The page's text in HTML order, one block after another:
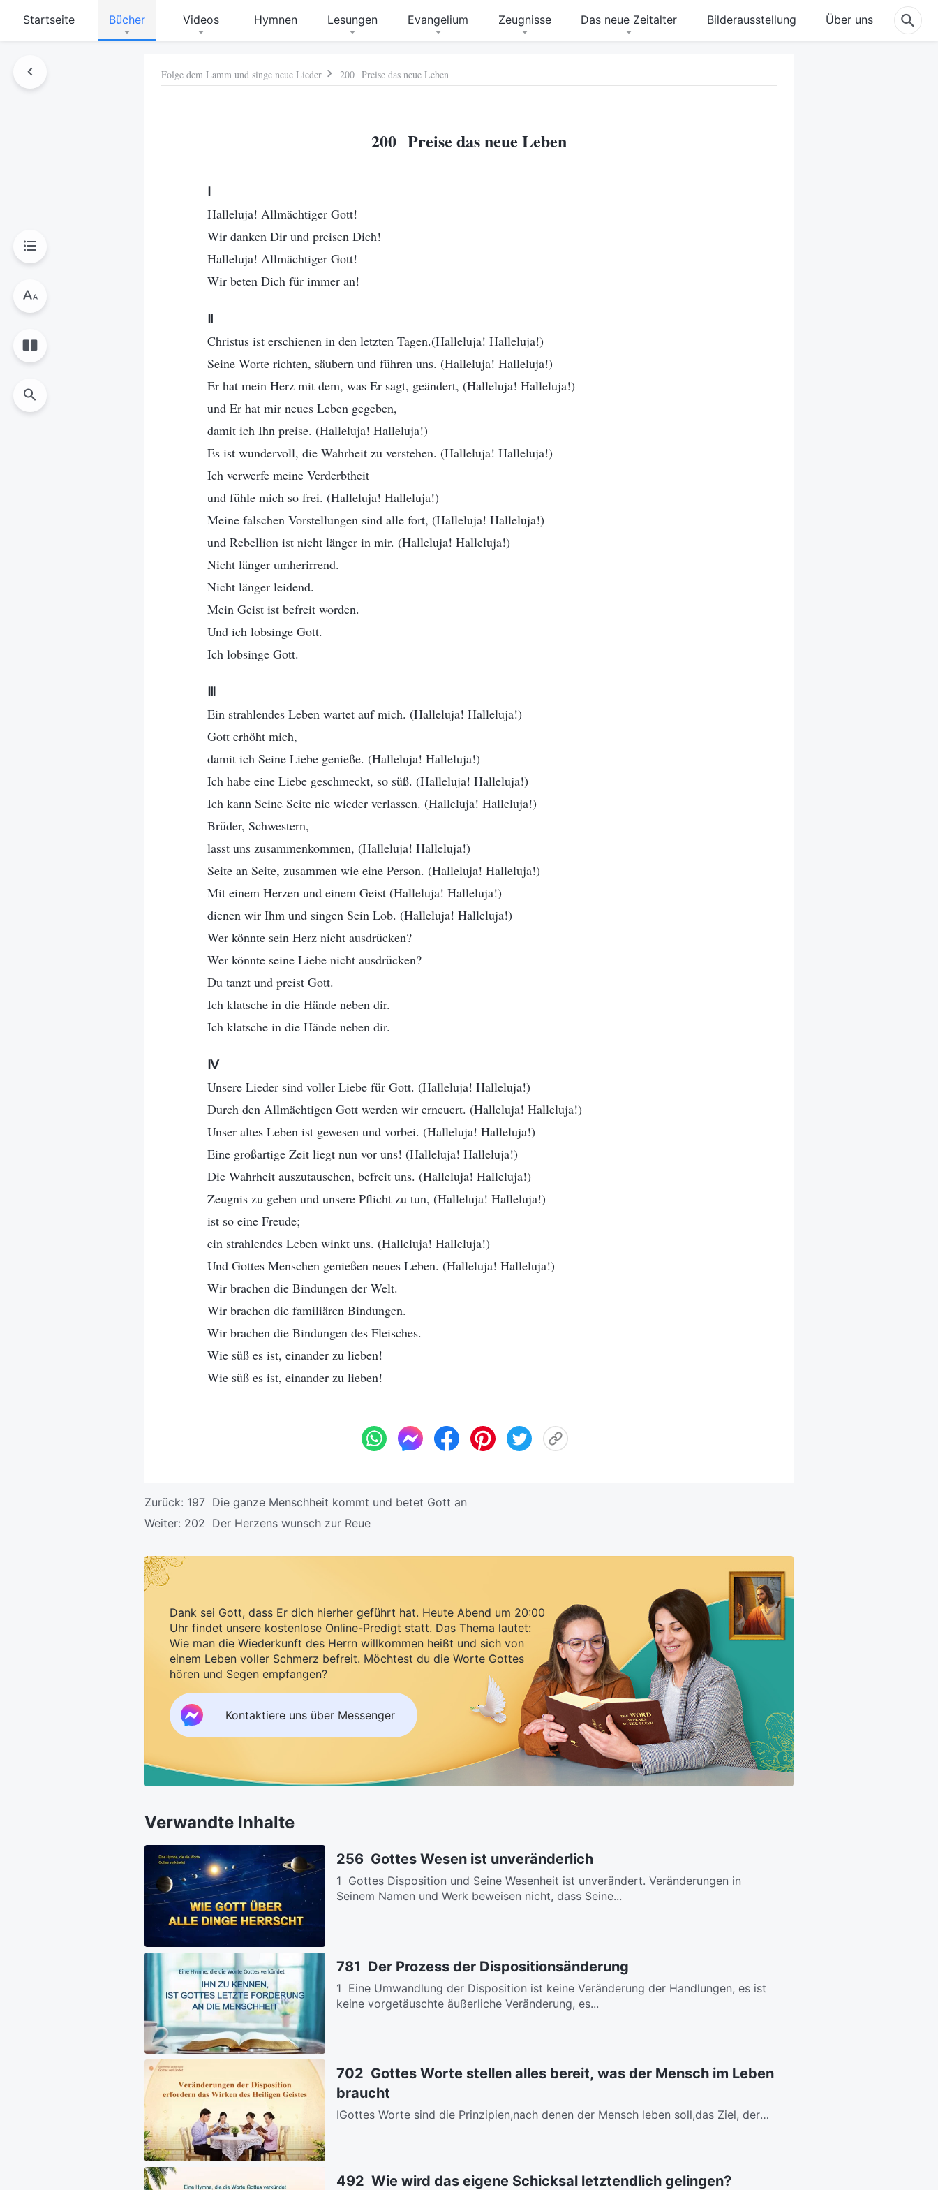
Startseite Bücher Videos Hymnen Lesungen Evangelium Zeugnisse Das neue Zeitalter Bilderausstellung Über uns
Folge dem Lamm und singe neue Lieder 200 Preise das neue Leben
200 Preise das neue Leben
Ⅰ
Halleluja! Allmächtiger Gott!
Wir danken Dir und preisen Dich!
Halleluja! Allmächtiger Gott!
Wir beten Dich für immer an!
Ⅱ
Christus ist erschienen in den letzten Tagen.(Halleluja! Halleluja!)
Seine Worte richten, säubern und führen uns. (Halleluja! Halleluja!)
Er hat mein Herz mit dem, was Er sagt, geändert, (Halleluja! Halleluja!)
und Er hat mir neues Leben gegeben,
damit ich Ihn preise. (Halleluja! Halleluja!)
Es ist wundervoll, die Wahrheit zu verstehen. (Halleluja! Halleluja!)
Ich verwerfe meine Verderbtheit
und fühle mich so frei. (Halleluja! Halleluja!)
Meine falschen Vorstellungen sind alle fort, (Halleluja! Halleluja!)
und Rebellion ist nicht länger in mir. (Halleluja! Halleluja!)
Nicht länger umherirrend.
Nicht länger leidend.
Mein Geist ist befreit worden.
Und ich lobsinge Gott.
Ich lobsinge Gott.
Ⅲ
Ein strahlendes Leben wartet auf mich. (Halleluja! Halleluja!)
Gott erhöht mich,
damit ich Seine Liebe genieße. (Halleluja! Halleluja!)
Ich habe eine Liebe geschmeckt, so süß. (Halleluja! Halleluja!)
Ich kann Seine Seite nie wieder verlassen. (Halleluja! Halleluja!)
Brüder, Schwestern,
lasst uns zusammenkommen, (Halleluja! Halleluja!)
Seite an Seite, zusammen wie eine Person. (Halleluja! Halleluja!)
Mit einem Herzen und einem Geist (Halleluja! Halleluja!)
dienen wir Ihm und singen Sein Lob. (Halleluja! Halleluja!)
Wer könnte sein Herz nicht ausdrücken?
Wer könnte seine Liebe nicht ausdrücken?
Du tanzt und preist Gott.
Ich klatsche in die Hände neben dir.
Ich klatsche in die Hände neben dir.
Ⅳ
Unsere Lieder sind voller Liebe für Gott. (Halleluja! Halleluja!)
Durch den Allmächtigen Gott werden wir erneuert. (Halleluja! Halleluja!)
Unser altes Leben ist gewesen und vorbei. (Halleluja! Halleluja!)
Eine großartige Zeit liegt nun vor uns! (Halleluja! Halleluja!)
Die Wahrheit auszutauschen, befreit uns. (Halleluja! Halleluja!)
Zeugnis zu geben und unsere Pflicht zu tun, (Halleluja! Halleluja!)
ist so eine Freude;
ein strahlendes Leben winkt uns. (Halleluja! Halleluja!)
Und Gottes Menschen genießen neues Leben. (Halleluja! Halleluja!)
Wir brachen die Bindungen der Welt.
Wir brachen die familiären Bindungen.
Wir brachen die Bindungen des Fleisches.
Wie süß es ist, einander zu lieben!
Wie süß es ist, einander zu lieben!
Zurück: 197 Die ganze Menschheit kommt und betet Gott an
Weiter: 202 Der Herzens wunsch zur Reue
Dank sei Gott, dass Er dich hierher geführt hat. Heute Abend um 20:00
Uhr findet unsere kostenlose Online-Predigt statt. Das Thema lautet:
Wie man die Wiederkunft des Herrn willkommen heißt und sich von
einem Leben voller Schmerz befreit. Möchtest du die Worte Gottes
hören und Segen empfangen?
Kontaktiere uns über Messenger
Verwandte Inhalte
256 Gottes Wesen ist unveränderlich
1 Gottes Disposition und Seine Wesenheit ist unverändert. Veränderungen in
Seinem Namen und Werk beweisen nicht, dass Seine...
781 Der Prozess der Dispositionsänderung
1 Eine Umwandlung der Disposition ist keine Veränderung der Handlungen, es ist
keine vorgetäuschte äußerliche Veränderung, es...
702 Gottes Worte stellen alles bereit, was der Mensch im Leben
braucht
ⅠGottes Worte sind die Prinzipien,nach denen der Mensch leben soll,das Ziel, der
492 Wie wird das eigene Schicksal letztendlich gelingen?